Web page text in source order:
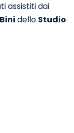
assistiti dai
dello Studio